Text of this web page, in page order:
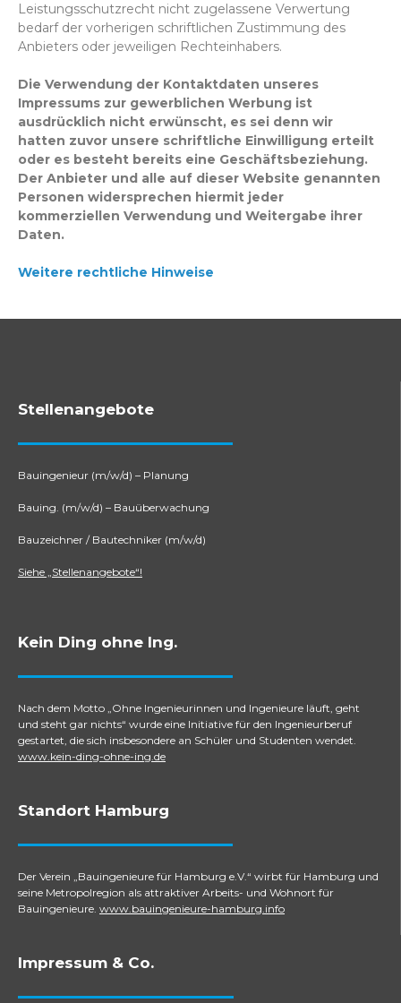
Leistungsschutzrecht nicht zugelassene Verwertung
bedarf der vorherigen schriftlichen Zustimmung des
Anbieters oder jeweiligen Rechteinhabers.
Die Verwendung der Kontaktdaten unseres
Impressums zur gewerblichen Werbung ist
ausdrücklich nicht erwünscht, es sei denn wir
hatten zuvor unsere schriftliche Einwilligung erteilt
oder es besteht bereits eine Geschäftsbeziehung.
Der Anbieter und alle auf dieser Website genannten
Personen widersprechen hiermit jeder
kommerziellen Verwendung und Weitergabe ihrer
Daten.
Weitere rechtliche Hinweise
Stellenangebote
Bauingenieur (m/w/d) – Planung
Bauing. (m/w/d) – Bauüberwachung
Bauzeichner / Bautechniker (m/w/d)
Siehe „Stellenangebote“!
Kein Ding ohne Ing.
Nach dem Motto „Ohne Ingenieurinnen und Ingenieure läuft, geht
und steht gar nichts“ wurde eine Initiative für den Ingenieurberuf
gestartet, die sich insbesondere an Schüler und Studenten wendet.
www.kein-ding-ohne-ing.de
Standort Hamburg
Der Verein „Bauingenieure für Hamburg e.V.“ wirbt für Hamburg und
seine Metropolregion als attraktiver Arbeits- und Wohnort für
Bauingenieure. www.bauingenieure-hamburg.info
Impressum & Co.